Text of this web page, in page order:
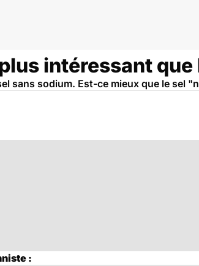
intéressant que
sans sodium. Est-ce mieux que le sel
: